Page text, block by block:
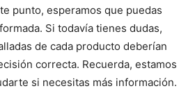
punto, esperamos que puedas
Si todavía tienes dudas,
de cada producto deberían
correcta. Recuerda, estamos
si necesitas más información.